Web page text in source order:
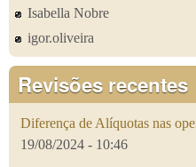
Isabella Nobre
igor.oliveira
Revisões recentes
Diferença de Alíquotas nas
19/08/2024 - 10:46